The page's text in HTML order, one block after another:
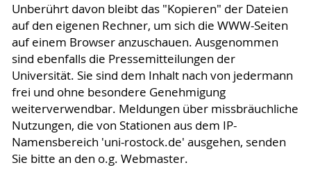
Unberührt davon bleibt das "Kopieren" der Dateien
auf den eigenen Rechner, um sich die WWW-Seiten
auf einem Browser anzuschauen. Ausgenommen
sind ebenfalls die Pressemitteilungen der
Universität. Sie sind dem Inhalt nach von jedermann
frei und ohne besondere Genehmigung
weiterverwendbar. Meldungen über missbräuchliche
Nutzungen, die von Stationen aus dem IP-
Namensbereich 'uni-rostock.de' ausgehen, senden
Sie bitte an den o.g. Webmaster.